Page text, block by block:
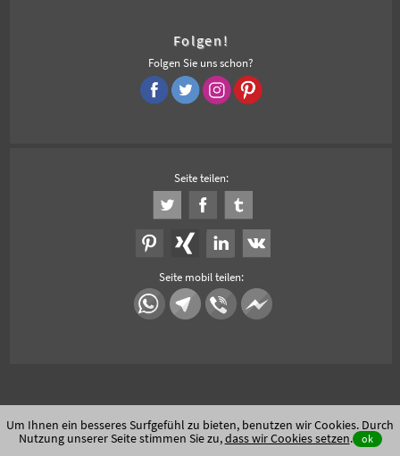
Folgen!
Folgen Sie uns schon?
Seite teilen:
Seite mobil teilen:
Um Ihnen ein besseres Surfgefühl zu bieten, benutzen wir Cookies. Durch
Nutzung unserer Seite stimmen Sie zu,dass wir Cookies setzen. ok